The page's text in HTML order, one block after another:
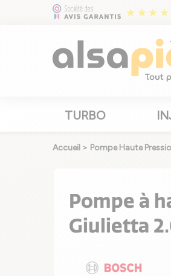
TURBO
Accueil > Pompe Haute
Pompe à
Giulietta